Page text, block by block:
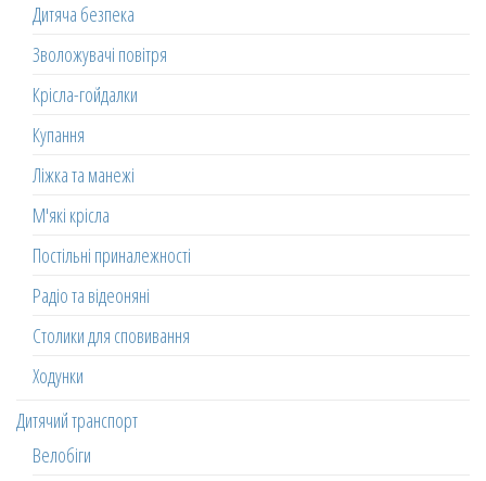
Дитяча безпека
Зволожувачі повітря
Крісла-гойдалки
Купання
Ліжка та манежі
М'які крісла
Постільні приналежності
Радіо та відеоняні
Столики для сповивання
Ходунки
Дитячий транспорт
Велобіги